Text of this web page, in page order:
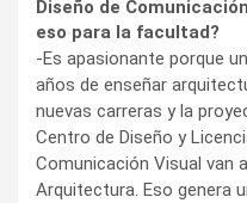
Diseño de
eso para la facultad?
-Es apasionante porque
años de enseñar
nuevas carreras y la
Centro de Diseño y
Comunicación Visual van
Arquitectura. Eso genera